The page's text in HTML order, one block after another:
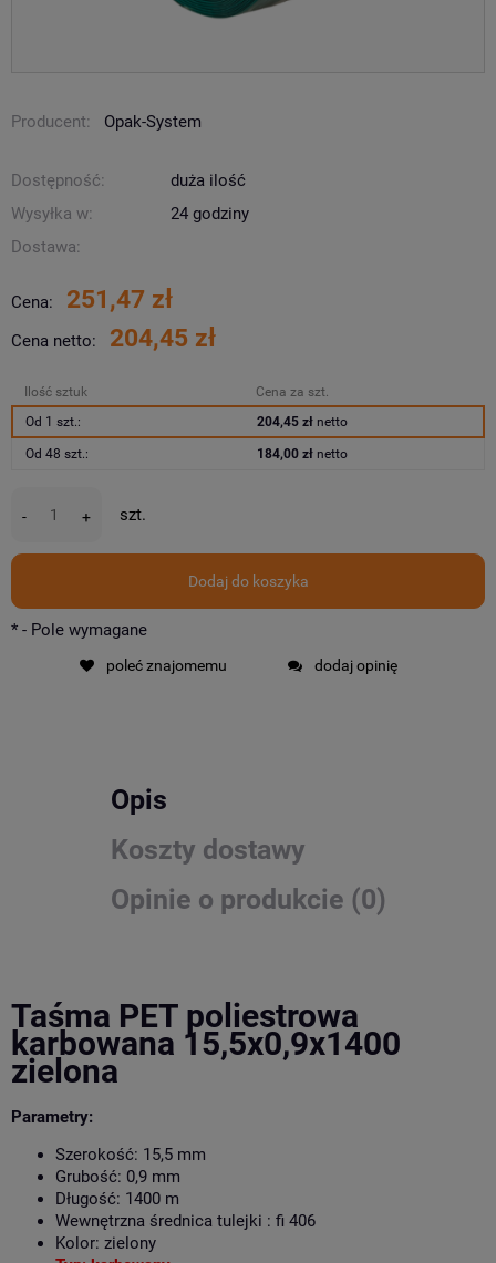
Producent: Opak-System
Dostępność:
duża ilość
Wysyłka w:
24 godziny
Dostawa:
Cena: 251,47 zł
Cena netto: 204,45 zł
Ilość sztuk
Cena za szt.
Od 1 szt.:
204,45 złnetto
Od 48 szt.: 184,00 złnetto
- + szt.
Dodaj do koszyka
* - Pole wymagane
poleć znajomemu dodaj opinię
Opis
Koszty dostawy
Opinie o produkcie (0)
Taśma PET poliestrowa
karbowana 15,5x0,9x1400
zielona
Parametry:
Szerokość: 15,5 mm
Grubość: 0,9 mm
Długość: 1400 m
Wewnętrzna średnica tulejki : fi 406
Kolor: zielony